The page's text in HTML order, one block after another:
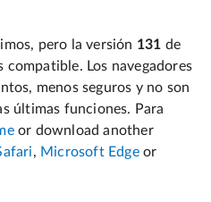
pero la versión 131 de
compatible. Los navegadores
menos seguros y no son
últimas funciones. Para
or download another
, Microsoft Edgeor